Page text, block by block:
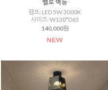
벨로 벽등
램프: LED 5W 3000K
사이즈: W130*D65
140,000원